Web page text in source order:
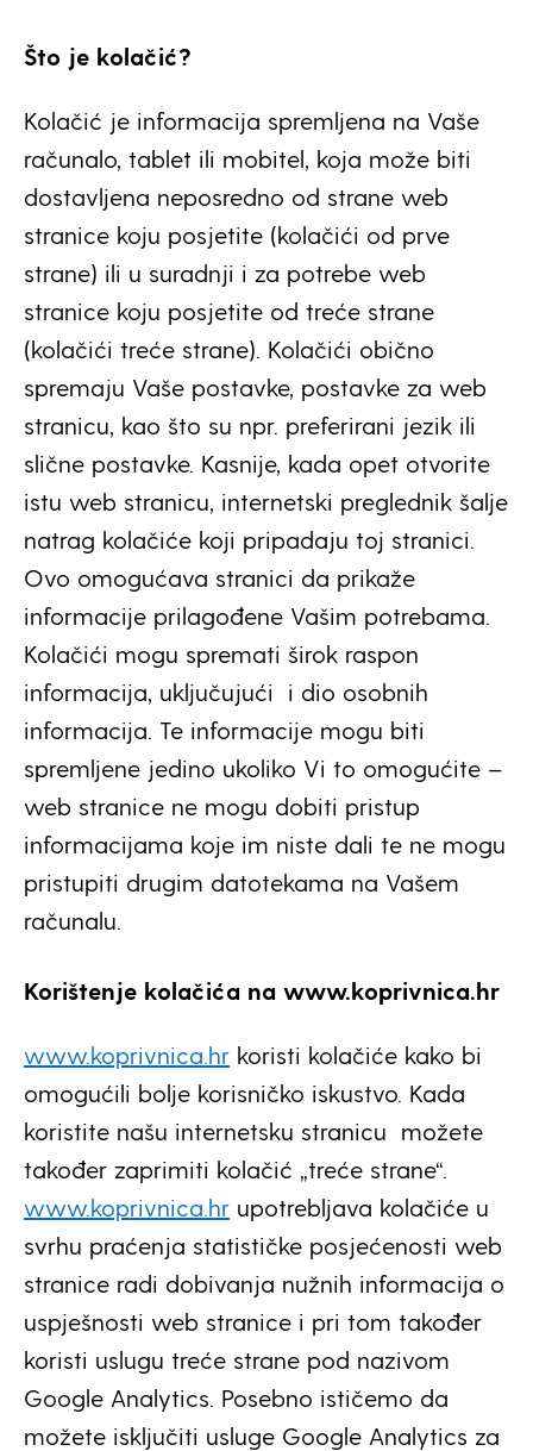
Što je kolačić?
Kolačić je informacija spremljena na Vaše
računalo, tablet ili mobitel, koja može biti
dostavljena neposredno od strane web
stranice koju posjetite (kolačići od prve
strane) ili u suradnji i za potrebe web
stranice koju posjetite od treće strane
(kolačići treće strane). Kolačići obično
spremaju Vaše postavke, postavke za web
stranicu, kao što su npr. preferirani jezik ili
slične postavke. Kasnije, kada opet otvorite
istu web stranicu, internetski preglednik šalje
natrag kolačiće koji pripadaju toj stranici.
Ovo omogućava stranici da prikaže
informacije prilagođene Vašim potrebama.
Kolačići mogu spremati širok raspon
informacija, uključujući i dio osobnih
informacija. Te informacije mogu biti
spremljene jedino ukoliko Vi to omogućite –
web stranice ne mogu dobiti pristup
informacijama koje im niste dali te ne mogu
pristupiti drugim datotekama na Vašem
računalu.
Korištenje kolačića na www.koprivnica.hr
www.koprivnica.hr koristi kolačiće kako bi
omogućili bolje korisničko iskustvo. Kada
koristite našu internetsku stranicu možete
također zaprimiti kolačić „treće strane“.
www.koprivnica.hr upotrebljava kolačiće u
svrhu praćenja statističke posjećenosti web
stranice radi dobivanja nužnih informacija o
uspješnosti web stranice i pri tom također
koristi uslugu treće strane pod nazivom
Google Analytics. Posebno ističemo da
možete isključiti usluge Google Analytics za